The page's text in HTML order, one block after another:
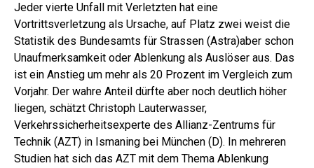
Jeder vierte Unfall mit Verletzten hat eine
Vortrittsverletzung als Ursache, auf Platz zwei weist die
Statistik des Bundesamts für Strassen (Astra)aber schon
Unaufmerksamkeit oder Ablenkung als Auslöser aus. Das
ist ein Anstieg um mehr als 20 Prozent im Vergleich zum
Vorjahr. Der wahre Anteil dürfte aber noch deutlich höher
liegen, schätzt Christoph Lauterwasser,
Verkehrssicherheitsexperte des Allianz-Zentrums für
Technik (AZT) in Ismaning bei München (D). In mehreren
Studien hat sich das AZT mit dem Thema Ablenkung